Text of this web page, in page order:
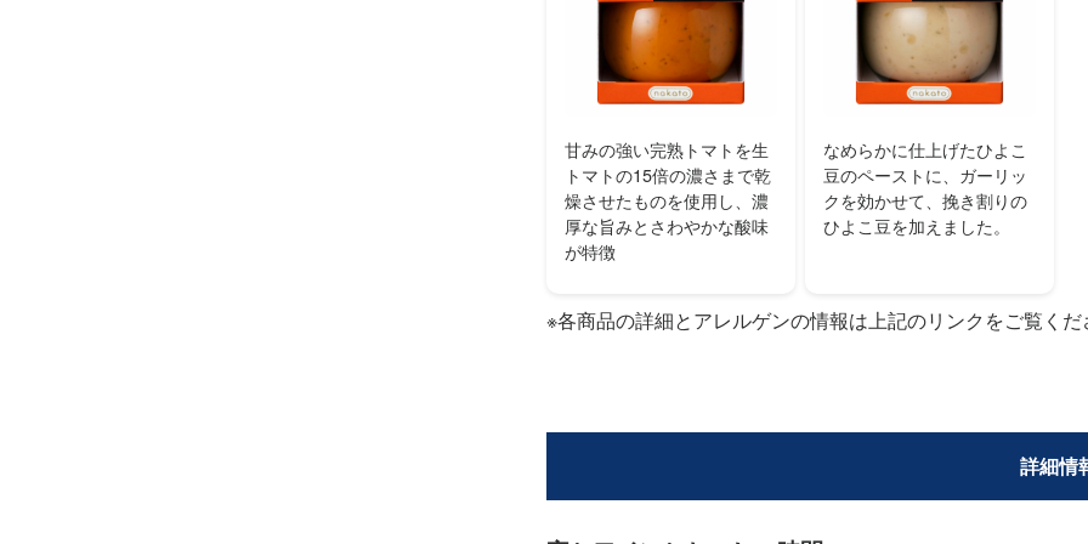
甘みの強い完熟トマトを生
トマトの15倍の濃さまで乾
燥させたものを使用し、濃
厚な旨みとさわやかな酸味
が特徴
なめらかに仕上げたひよこ
豆のペーストに、ガーリッ
クを効かせて、挽き割りの
ひよこ豆を加えました。
※各商品の詳細とアレルゲンの情報は上記のリンクをご覧くだ
詳細情